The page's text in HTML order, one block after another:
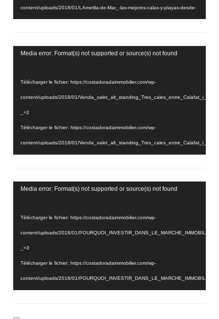
content/uploads/2018/01/LAmetlla-de-Mar_-las-mejores-calas-y-playas-desde-
Lecteur
Media error: Format(s) not supported or source(s) not found
Télécharger le fichier: https://costadoradaimmobilier.com/wp-
content/uploads/2018/01/
_=2
Télécharger le fichier: https://costadoradaimmobilier.com/wp-
content/uploads/2018/01/
Lecteur
Media error: Format(s) not supported or source(s) not found
Télécharger le fichier: https://costadoradaimmobilier.com/wp-
content/uploads/2018/01/
_=3
Télécharger le fichier: https://costadoradaimmobilier.com/wp-
content/uploads/2018/01/